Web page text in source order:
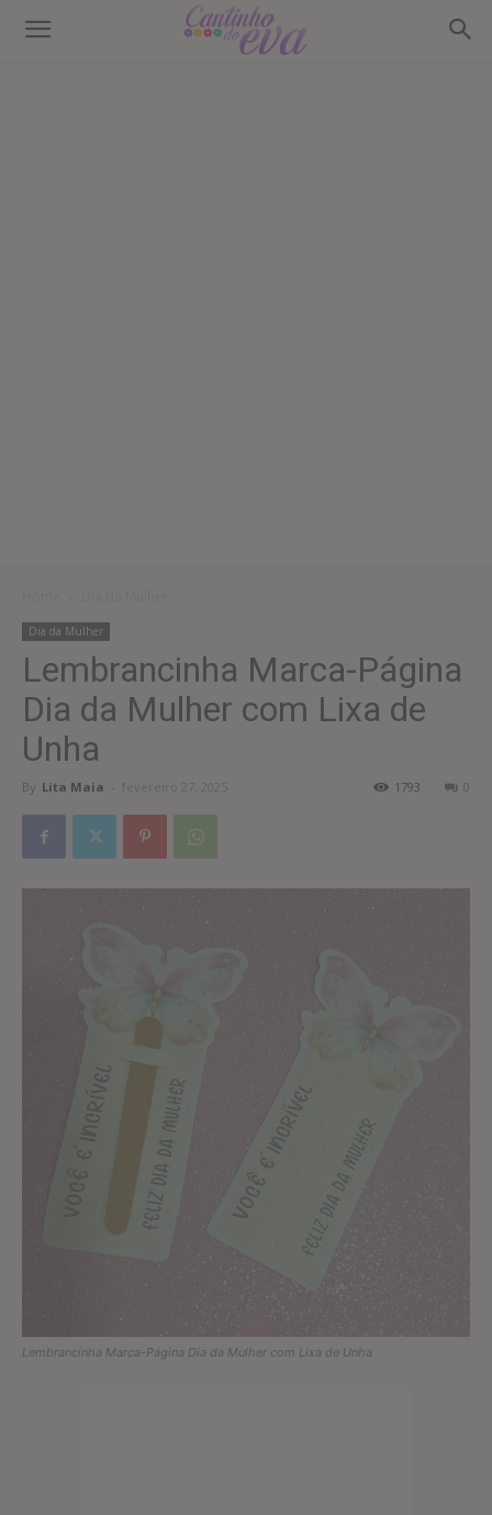
Cantinho
Dia da Mulher
Lembrancinha Marca-Página
Dia da Mulher com Lixa de
Unha
By Lita Maia - fevereiro 27, 2025 0
1793
Lembrancinha Marca-Página Dia da Mulher com Lixa de Unha